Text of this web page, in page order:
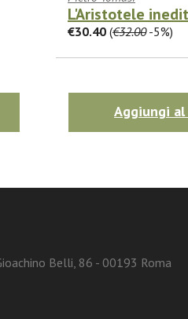
L'Aristotele
€30.40 (€32.00-5%)
Aggiungi
Belli, 86 - 00193 Roma